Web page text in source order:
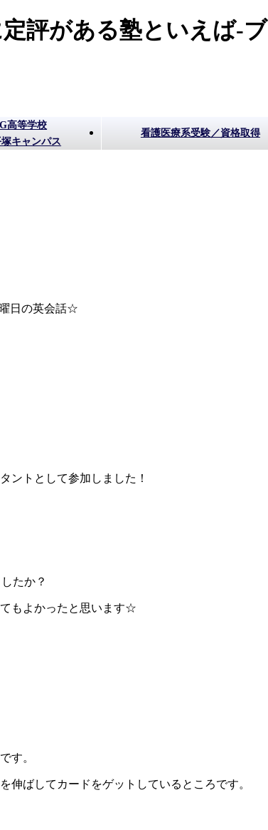
評がある塾といえば-
高等学校
キャンパス
看護医療系受験／資格取得
日の英会話☆
ントとして参加しました！
たか？
もよかったと思います☆
す。
伸ばしてカードをゲットしているところです。